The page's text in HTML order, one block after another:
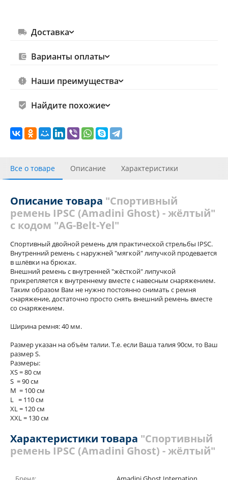
Доставка
Варианты оплаты
Наши преимущества
Найдите похожие
Все о товаре Описание Характеристики
Описание товара "Спортивный
ремень IPSC (Amadini Ghost) - жёлтый"
с кодом "AG-Belt-Yel"
Спортивный двойной ремень для практической стрельбы IPSC.
Внутренний ремень с наружней "мягкой" липучкой продевается
в шлёвки на брюках.
Внешний ремень с внутренней "жёсткой" липучкой
прикрепляется к внутреннему вместе с навесным снаряжением.
Таким образом Вам не нужно постоянно снимать с ремня
снаряжение, достаточно просто снять внешний ремень вместе
со снаряжением.
Ширина ремня: 40 мм.
Размер указан на объём талии. Т.е. если Ваша талия 90см, то Ваш
размер S.
Размеры:
XS = 80 см
S = 90 см
M = 100 см
L = 110 см
XL = 120 см
XXL = 130 см
Характеристики товара "Спортивный
ремень IPSC (Amadini Ghost) - жёлтый"